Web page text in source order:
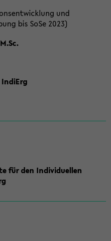
und
bis SoSe 2023)
für den Individuellen